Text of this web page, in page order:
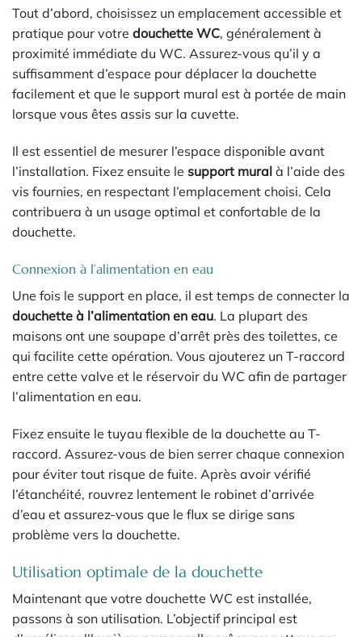
Tout d’abord, choisissez un emplacement accessible et
pratique pour votre douchette WC, généralement à
proximité immédiate du WC. Assurez-vous qu’il y a
suffisamment d’espace pour déplacer la douchette
facilement et que le support mural est à portée de main
lorsque vous êtes assis sur la cuvette.
Il est essentiel de mesurer l’espace disponible avant
l’installation. Fixez ensuite le support mural à l’aide des
vis fournies, en respectant l’emplacement choisi. Cela
contribuera à un usage optimal et confortable de la
douchette.
Connexion à l’alimentation en eau
Une fois le support en place, il est temps de connecter la
douchette à l’alimentation en eau. La plupart des
maisons ont une soupape d’arrêt près des toilettes, ce
qui facilite cette opération. Vous ajouterez un T-raccord
entre cette valve et le réservoir du WC afin de partager
l’alimentation en eau.
Fixez ensuite le tuyau flexible de la douchette au T-
raccord. Assurez-vous de bien serrer chaque connexion
pour éviter tout risque de fuite. Après avoir vérifié
l’étanchéité, rouvrez lentement le robinet d’arrivée
d’eau et assurez-vous que le flux se dirige sans
problème vers la douchette.
Utilisation optimale de la douchette
Maintenant que votre douchette WC est installée,
passons à son utilisation. L’objectif principal est